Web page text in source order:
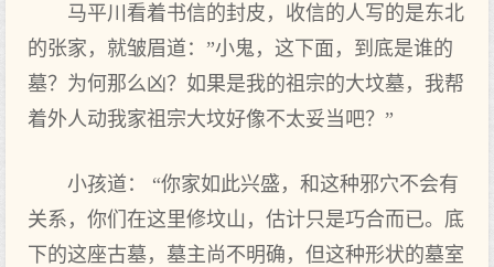
马平川看着书信的封皮，收信的人写的是东北
的张家，就皱眉道：”小鬼，这下面，到底是谁的
墓？为何那么凶？如果是我的祖宗的大坟墓，我帮
着外人动我家祖宗大坟好像不太妥当吧？”
小孩道： “你家如此兴盛，和这种邪穴不会有
关系，你们在这里修坟山，估计只是巧合而已。底
下的这座古墓，墓主尚不明确，但这种形状的墓室